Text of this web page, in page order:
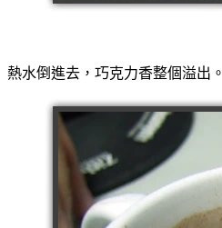
熱水倒進去，巧克力香整個溢出。